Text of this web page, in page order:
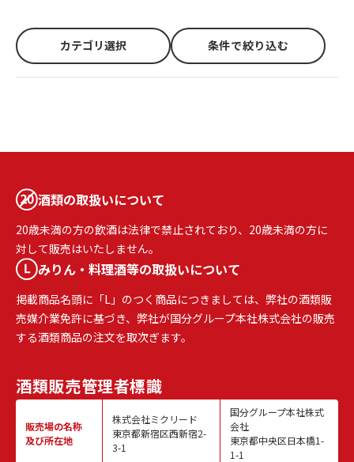
カテゴリ選択 条件で絞り込む
酒類の取扱いについて
20歳未満の方の飲酒は法律で禁止されており、20歳未満の方に
対して販売はいたしません。
みりん・料理酒等の取扱いについて
掲載商品名頭に「L」のつく商品につきましては、弊社の酒類販
売媒介業免許に基づき、弊社が国分グループ本社株式会社の販売
する酒類商品の注文を取次ぎます。
酒類販売管理者標識
販売場の名称
及び所在地
株式会社ミクリード
東京都新宿区西新宿2-
3-1
国分グループ本社株式
会社
東京都中央区日本橋1-
1-1